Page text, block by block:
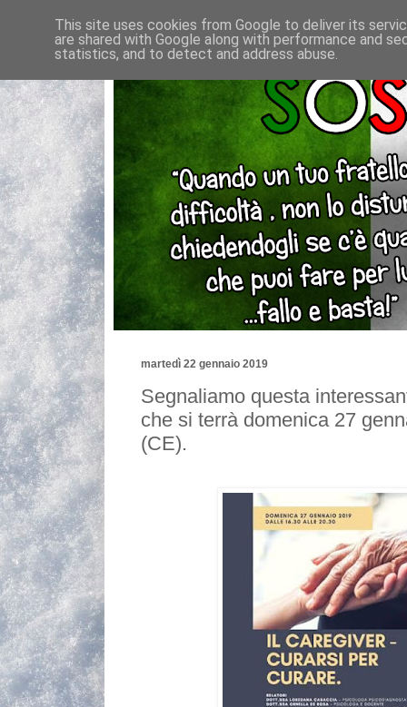
martedì 22 gennaio 2019
Segnaliamo questa
che si terrà domenica 27
(CE).
This site uses cookies from Google to deliver its
are shared with Google along with performance and
statistics, and to detect and address abuse.